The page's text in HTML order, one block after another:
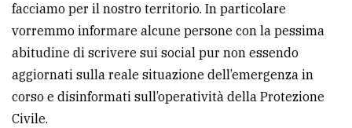
facciamo per il nostro territorio. In particolare
vorremmo informare alcune persone con la pessima
abitudine di scrivere sui social pur non essendo
aggiornati sulla reale situazione dell’emergenza in
corso e disinformati sull’operatività della Protezione
Civile.